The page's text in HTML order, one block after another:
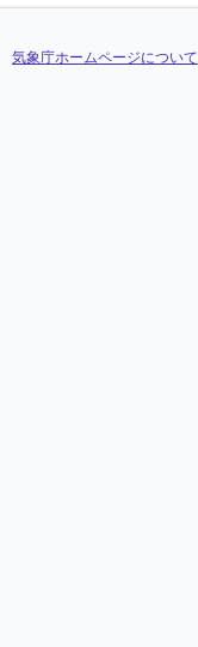
気象庁ホームページについて